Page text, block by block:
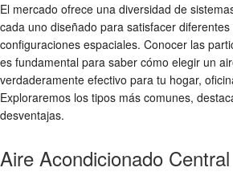
El mercado ofrece una diversidad de
cada uno diseñado para satisfacer
configuraciones espaciales. Conocer las
es fundamental para saber cómo elegir un
verdaderamente efectivo para tu hogar,
Exploraremos los tipos más comunes,
desventajas.
Aire Acondicionado Central